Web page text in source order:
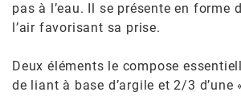
pas à l’eau. Il se présente en forme
l’air favorisant sa prise.
Deux éléments le compose
de liant à base d’argile et 2/3 d’une